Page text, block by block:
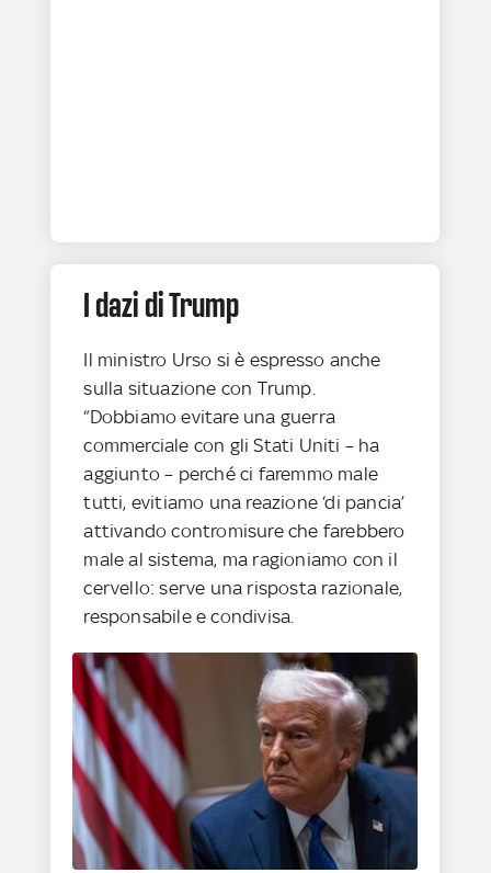
I dazi di Trump
Il ministro Urso si è espresso anche
sulla situazione con Trump.
“Dobbiamo evitare una guerra
commerciale con gli Stati Uniti – ha
aggiunto – perché ci faremmo male
tutti, evitiamo una reazione ‘di pancia’
attivando contromisure che farebbero
male al sistema, ma ragioniamo con il
cervello: serve una risposta razionale,
responsabile e condivisa.